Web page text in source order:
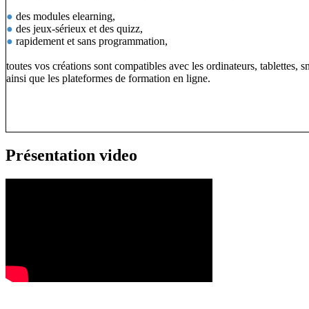
● des modules elearning,
● des jeux-sérieux et des quizz,
● rapidement et sans programmation,
toutes vos créations sont compatibles avec les ordinateurs, tablettes,
ainsi que les plateformes de formation en ligne.
Présentation video